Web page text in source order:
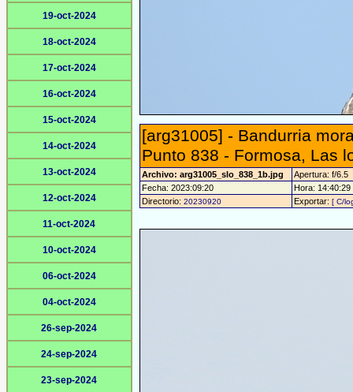
19-oct-2024
18-oct-2024
17-oct-2024
16-oct-2024
15-oct-2024
14-oct-2024
13-oct-2024
12-oct-2024
11-oct-2024
10-oct-2024
06-oct-2024
04-oct-2024
26-sep-2024
24-sep-2024
23-sep-2024
[arg31005] - Bandurria
Punto 838 - Formosa, Las
Archivo: arg31005_slo_838_1b.jpg
Apertura: f/6.5
Fecha: 2023:09:20
Hora:
Directorio: 20230920 Exportar: [ C/